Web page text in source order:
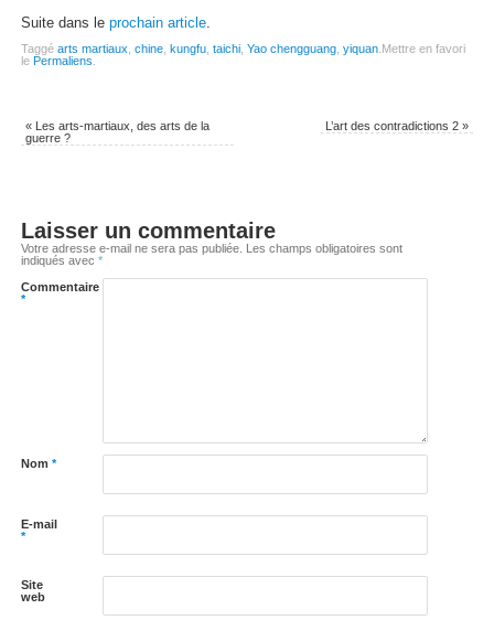
Suite dans le prochain article.
Taggé arts martiaux chine, kungfu, taichi, Yao chengguang, yiquan. Mettre en favori
le Permaliens
«Les arts-martiaux, des arts de la
guerre ?
L’art des contradictions 2»
Laisser un commentaire
Votre adresse e-mail ne sera pas publiée. Les champs obligatoires sont
indiqués avec *
Commentaire
*
Nom *
E-mail
*
Site
web